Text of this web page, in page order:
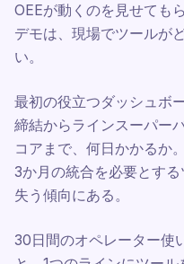
OEEが動くのを見せても
デモは、現場でツールが
い。
最初の役立つダッシュボ
締結からラインスーパー
コアまで、何日かかるか
3か月の統合を必要とす
失う傾向にある。
30日間のオペレーター使